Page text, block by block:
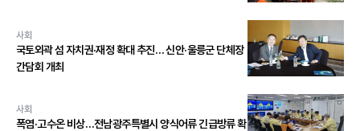
사회
국토외곽 섬 자치권·재정 확대 추진… 신안·울릉군 단체장
간담회 개최
사회
폭염·고수온 비상…전남광주특별시 양식어류 긴급방류 확